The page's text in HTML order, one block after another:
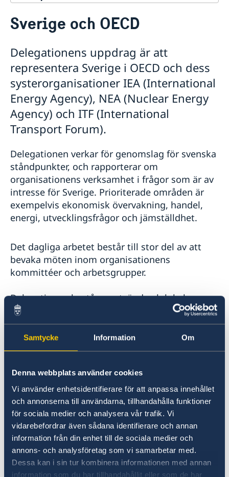
Samtycke Information Om
Denna webbplats använder cookies
Vi använder enhetsidentifierare för att anpassa innehållet
och annonserna till användarna, tillhandahålla funktioner
för sociala medier och analysera vår trafik. Vi
vidarebefordrar även sådana identifierare och annan
information från din enhet till de sociala medier och
annons- och analysföretag som vi samarbetar med.
Dessa kan i sin tur kombinera informationen med annan
information som du har tillhandahållit eller som de har
Om oss
Sverige och OECD
OECD:s kommande program
OECD:s medlemsländer
Sverige och Unesco
Unescos kommande program
Adressregister - Medlemsländernas delegationer
Dataskyddspolicy (GDPR)
Aktuellt
Lediga tjänster
Sverige och OECD
Delegationens uppdrag är att
representera Sverige i OECD och dess
systerorganisationer IEA (International
Energy Agency), NEA (Nuclear Energy
Agency) och ITF (International
Transport Forum).
Delegationen verkar för genomslag för svenska
ståndpunkter, och rapporterar om
organisationens verksamhet i frågor som är av
intresse för Sverige. Prioriterade områden är
exempelvis ekonomisk övervakning, handel,
energi, utvecklingsfrågor och jämställdhet.
Det dagliga arbetet består till stor del av att
bevaka möten inom organisationens
kommittéer och arbetsgrupper.
Delegationen består av utsänd och lokal
personal som arbetar nära Regeringskansliet,
andra utlandsmyndigheter och myndigheter i
Sverige. Sveriges ambassadör vid OECD och
Unesco företräder Sverige i OECD:s råd. Rådet
Ett stort antal delegater från Regeringskansliet
och andra myndigheter i Sverige deltar varje år
i möten med OECD:s mer än 300 kommittéer
och arbetsgrupper.
Läs om OECDhär.
Läs om OECD:s arbete om Sverigehär.